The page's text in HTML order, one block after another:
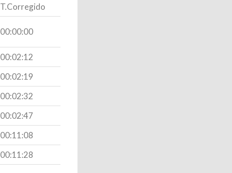
T.Corregido
00:00:00
00:02:12
00:02:19
00:02:32
00:02:47
00:11:08
00:11:28